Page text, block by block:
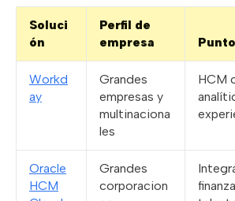
Soluci
ón
Perfil de
empresa
Workd
ay
Grandes
empresas y
multinaciona
les
HCM
Oracle
HCM
Grandes
corporacion